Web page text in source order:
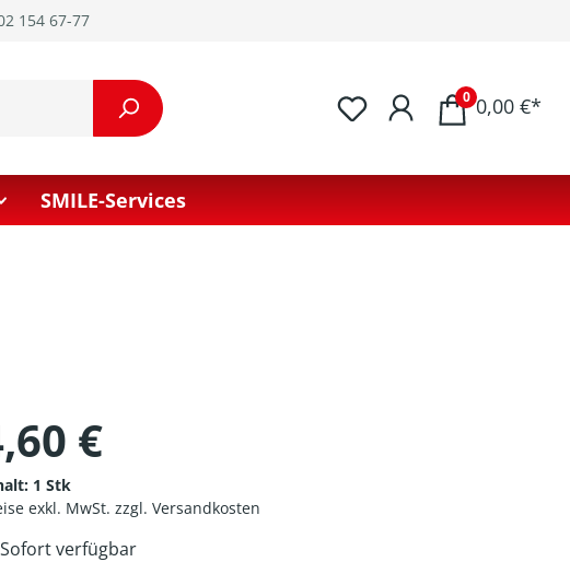
154 67-77
0 0,00 €*
SMILE-Services
€
1 Stk
exkl. MwSt. zzgl. Versandkosten
Sofort verfügbar